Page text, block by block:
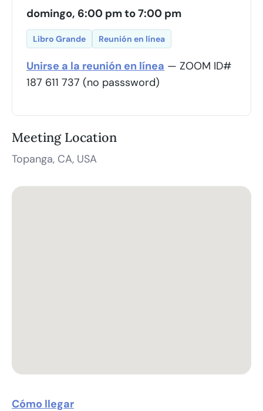
domingo, 6:00 pm to 7:00 pm
Libro Grande Reunión en línea
Unirse a la reunión en línea — ZOOM ID#
187 611 737 (no passsword)
Meeting Location
Topanga, CA, USA
Cómo llegar